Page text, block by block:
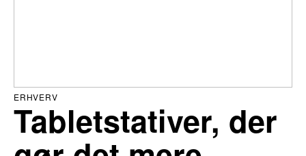
Tabletstativer, der
ERHVERV